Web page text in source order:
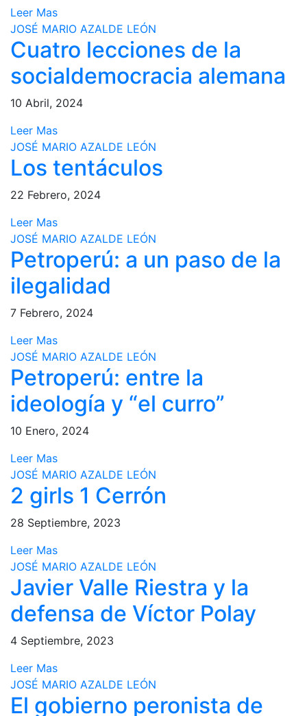
Leer Mas
JOSÉ MARIO AZALDE LEÓN
Cuatro lecciones de la
socialdemocracia alemana
10 Abril, 2024
Leer Mas
JOSÉ MARIO AZALDE LEÓN
Los tentáculos
22 Febrero, 2024
Leer Mas
JOSÉ MARIO AZALDE LEÓN
Petroperú: a un paso de la
ilegalidad
7 Febrero, 2024
Leer Mas
JOSÉ MARIO AZALDE LEÓN
Petroperú: entre la
ideología y “el curro”
10 Enero, 2024
Leer Mas
JOSÉ MARIO AZALDE LEÓN
2 girls 1 Cerrón
28 Septiembre, 2023
Leer Mas
JOSÉ MARIO AZALDE LEÓN
Javier Valle Riestra y la
defensa de Víctor Polay
4 Septiembre, 2023
Leer Mas
JOSÉ MARIO AZALDE LEÓN
El gobierno peronista de